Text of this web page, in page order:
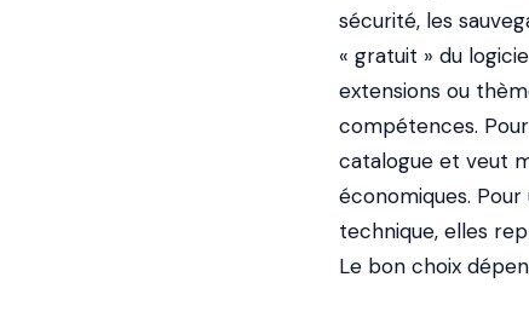
sécurité, les
« gratuit » du
extensions ou
compétences.
catalogue et veut
économiques.
technique, elles
Le bon choix